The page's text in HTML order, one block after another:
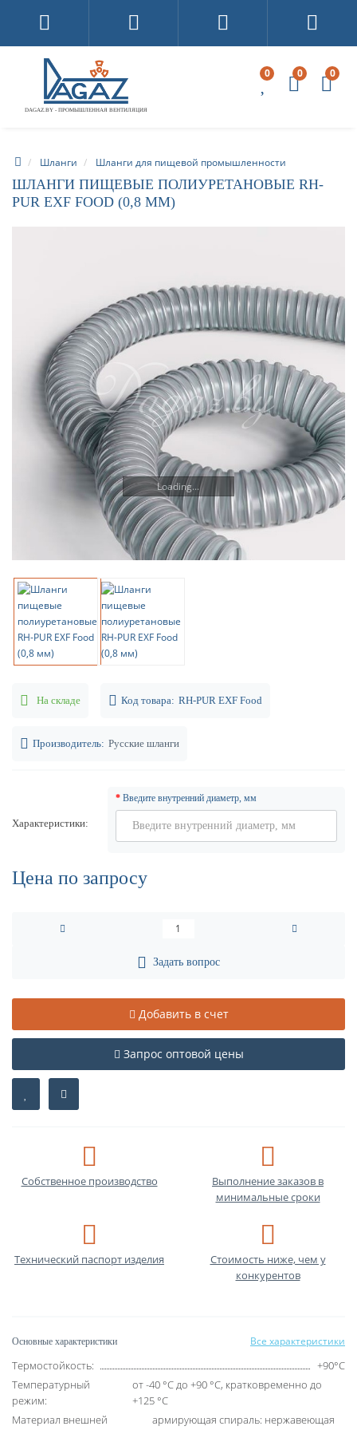
DAGAZ.BY - ПРОМЫШЛЕННАЯ ВЕНТИЛЯЦИЯ
0 0 0
Шланги Шланги для пищевой промышленности
ШЛАНГИ ПИЩЕВЫЕ ПОЛИУРЕТАНОВЫЕ RH-
PUR EXF FOOD (0,8 ММ)
Loading...
На складе Код товара: RH-PUR EXF Food
Производитель: Русские шланги
Характеристики
Введите внутренний диаметр, мм
Цена по запросу
Задать вопрос
Добавить в счет
Запрос оптовой цены
Собственное производство
Выполнение заказов в
минимальные сроки
Технический паспорт изделия
Стоимость ниже, чем у
конкурентов
Основные характеристики Все характеристики
Термостойкость:
+90°C
Температурный
режим:
от -40 °C до +90 °C, кратковременно до
+125 °C
Материал внешней
армирующая спираль: нержавеющая